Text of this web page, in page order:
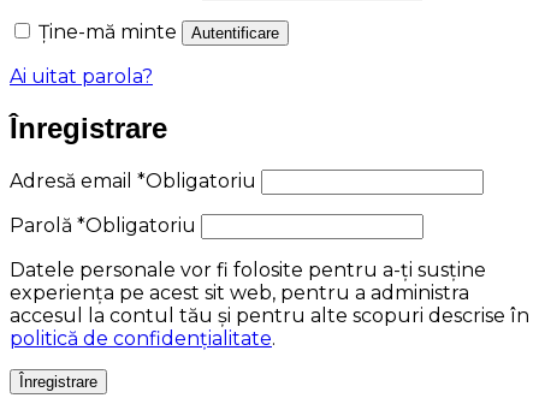
Ține-mă minte
Autentificare
Ai uitat parola?
Înregistrare
Adresă email *Obligatoriu
Parolă *Obligatoriu
Datele personale vor fi folosite pentru a-ți susține
experiența pe acest sit web, pentru a administra
accesul la contul tău și pentru alte scopuri descrise în
politică de confidențialitate.
Înregistrare